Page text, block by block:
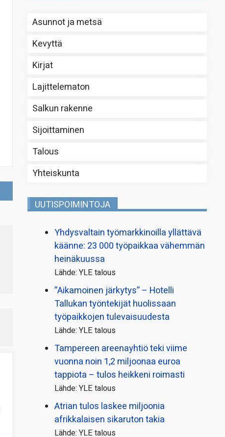
Asunnot ja metsä
Kevyttä
Kirjat
Lajittelematon
Salkun rakenne
Sijoittaminen
Talous
Yhteiskunta
UUTISPOIMINTOJA
Yhdysvaltain työmarkkinoilla yllättävä
käänne: 23 000 työpaikkaa vähemmän
heinäkuussa
Lähde: YLE talous
”Aikamoinen järkytys” – Hotelli
Tallukan työntekijät huolissaan
työpaikkojen tulevaisuudesta
Lähde: YLE talous
Tampereen areenayhtiö teki viime
vuonna noin 1,2 miljoonaa euroa
tappiota – tulos heikkeni roimasti
Lähde: YLE talous
Atrian tulos laskee miljoonia
afrikkalaisen sikaruton takia
Lähde: YLE talous